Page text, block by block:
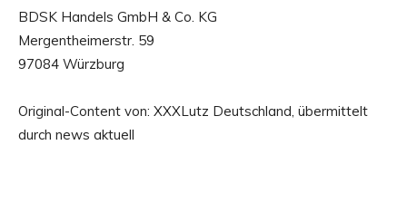
BDSK Handels GmbH & Co. KG
Mergentheimerstr. 59
97084 Würzburg
Original-Content von: XXXLutz Deutschland, übermittelt
durch news aktuell